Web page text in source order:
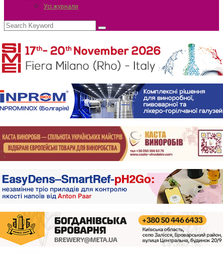
Усі журнали